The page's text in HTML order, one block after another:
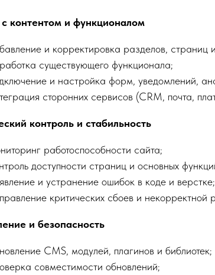
с контентом и функционалом
и корректировка разделов, страниц
существующего функционала;
и настройка форм, уведомлений,
сторонних сервисов (CRM, почта,
контроль и стабильность
работоспособности сайта;
доступности страниц и основных
и устранение ошибок в коде и верстке;
критических сбоев и некорректной
и безопасность
CMS, модулей, плагинов и библиотек;
совместимости обновлений;